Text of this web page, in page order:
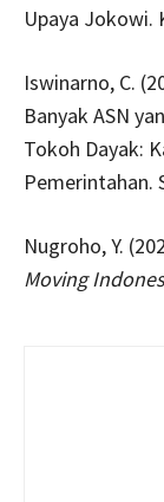
Upaya Jokowi.
Iswinarno, C.
Banyak ASN
Tokoh Dayak:
Pemerintahan.
Nugroho, Y.
Moving